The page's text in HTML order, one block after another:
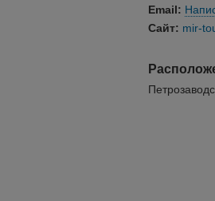
Email:
Сайт: mir-